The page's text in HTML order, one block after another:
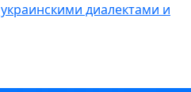
диалектами и